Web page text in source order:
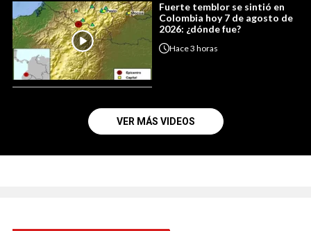
Fuerte temblor se sintió en
Colombia hoy 7 de agosto de
2026: ¿dónde fue?
Hace3 horas
VER MÁS VIDEOS